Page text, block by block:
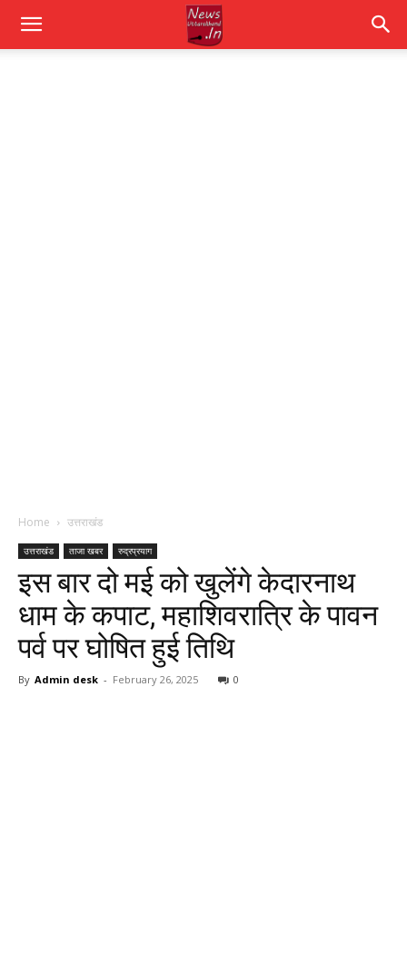
Home उत्तराखंड
उत्तराखंड ताजा खबर रुद्रप्रयाग
इस बार दो मई को खुलेंगे केदारनाथ
धाम के कपाट, महाशिवरात्रि के पावन
पर्व पर घोषित हुई तिथि
By Admin desk - February 26, 2025 0